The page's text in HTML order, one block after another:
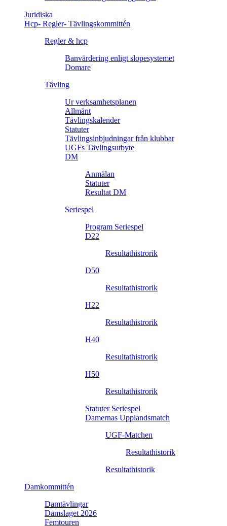
Juridiska
Hcp- Regler- Tävlingskommittén
Regler & hcp
Banvärdering enligt slopesystemet
Domare
Tävling
Ur verksamhetsplanen
Allmänt
Tävlingskalender
Statuter
Tävlingsinbjudningar från klubbar
UGFs Tävlingsutbyte
DM
Anmälan
Statuter
Resultat DM
Seriespel
Program Seriespel
D22
Resultathistrorik
D50
Resultathistrorik
H22
Resultathistrorik
H40
Resultathistrorik
H50
Resultathistrorik
Statuter Seriespel
Damernas Upplandsmatch
UGF-Matchen
Resultathistorik
Resultathistorik
Damkommittén
Damtävlingar
Damslaget 2026
Femtouren